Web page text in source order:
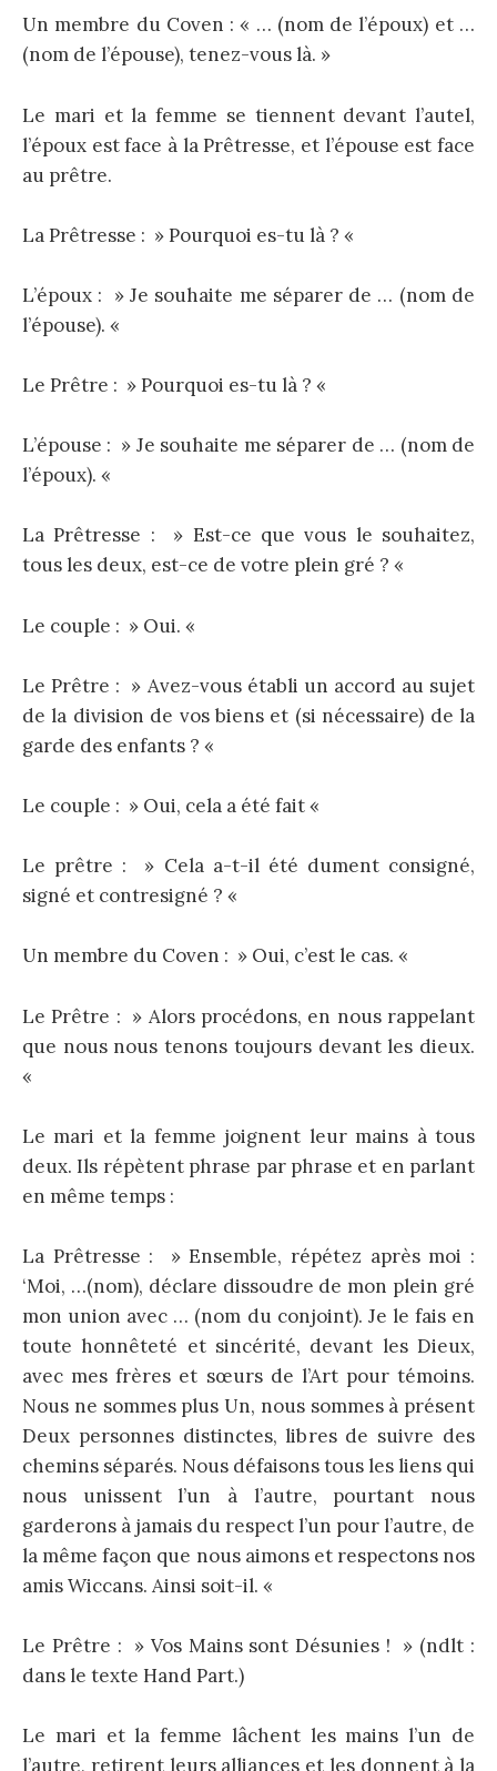
Un membre du Coven : « … (nom de l’époux) et …
(nom de l’épouse), tenez-vous là. »
Le mari et la femme se tiennent devant l’autel,
l’époux est face à la Prêtresse, et l’épouse est face
au prêtre.
La Prêtresse : » Pourquoi es-tu là ? «
L’époux : » Je souhaite me séparer de … (nom de
l’épouse). «
Le Prêtre : » Pourquoi es-tu là ? «
L’épouse : » Je souhaite me séparer de … (nom de
l’époux). «
La Prêtresse : » Est-ce que vous le souhaitez,
tous les deux, est-ce de votre plein gré ? «
Le couple : » Oui. «
Le Prêtre : » Avez-vous établi un accord au sujet
de la division de vos biens et (si nécessaire) de la
garde des enfants ? «
Le couple : » Oui, cela a été fait «
Le prêtre : » Cela a-t-il été dument consigné,
signé et contresigné ? «
Un membre du Coven : » Oui, c’est le cas. «
Le Prêtre : » Alors procédons, en nous rappelant
que nous nous tenons toujours devant les dieux.
«
Le mari et la femme joignent leur mains à tous
deux. Ils répètent phrase par phrase et en parlant
en même temps :
La Prêtresse : » Ensemble, répétez après moi :
‘Moi, …(nom), déclare dissoudre de mon plein gré
mon union avec … (nom du conjoint). Je le fais en
toute honnêteté et sincérité, devant les Dieux,
avec mes frères et sœurs de l’Art pour témoins.
Nous ne sommes plus Un, nous sommes à présent
Deux personnes distinctes, libres de suivre des
chemins séparés. Nous défaisons tous les liens qui
nous unissent l’un à l’autre, pourtant nous
garderons à jamais du respect l’un pour l’autre, de
la même façon que nous aimons et respectons nos
amis Wiccans. Ainsi soit-il. «
Le Prêtre : » Vos Mains sont Désunies ! » (ndlt :
dans le texte Hand Part.)
Le mari et la femme lâchent les mains l’un de
l’autre, retirent leurs alliances et les donnent à la